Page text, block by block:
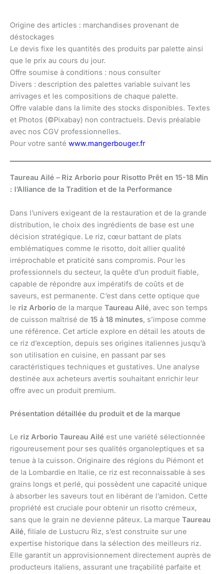
Origine des articles : marchandises provenant de
déstockages
Le devis fixe les quantités des produits par palette ainsi
que le prix au cours du jour.
Offre soumise à conditions : nous consulter
Divers : description des palettes variable suivant les
arrivages et les compositions de chaque palette.
Offre valable dans la limite des stocks disponibles. Textes
et Photos (©Pixabay) non contractuels. Devis préalable
avec nos CGV professionnelles.
Pour votre santé www.mangerbouger.fr
Taureau Ailé – Riz Arborio pour Risotto Prêt en 15-18 Min
: l’Alliance de la Tradition et de la Performance
Dans l’univers exigeant de la restauration et de la grande
distribution, le choix des ingrédients de base est une
décision stratégique. Le riz, cœur battant de plats
emblématiques comme le risotto, doit allier qualité
irréprochable et praticité sans compromis. Pour les
professionnels du secteur, la quête d’un produit fiable,
capable de répondre aux impératifs de coûts et de
saveurs, est permanente. C’est dans cette optique que
le riz Arborio de la marque Taureau Ailé, avec son temps
de cuisson maîtrisé de 15 à 18 minutes, s’impose comme
une référence. Cet article explore en détail les atouts de
ce riz d’exception, depuis ses origines italiennes jusqu’à
son utilisation en cuisine, en passant par ses
caractéristiques techniques et gustatives. Une analyse
destinée aux acheteurs avertis souhaitant enrichir leur
offre avec un produit premium.
Présentation détaillée du produit et de la marque
Le riz Arborio Taureau Ailé est une variété sélectionnée
rigoureusement pour ses qualités organoleptiques et sa
tenue à la cuisson. Originaire des régions du Piémont et
de la Lombardie en Italie, ce riz est reconnaissable à ses
grains longs et perlé, qui possèdent une capacité unique
à absorber les saveurs tout en libérant de l’amidon. Cette
propriété est cruciale pour obtenir un risotto crémeux,
sans que le grain ne devienne pâteux. La marque Taureau
Ailé, filiale de Lustucru Riz, s’est construite sur une
expertise historique dans la sélection des meilleurs riz.
Elle garantit un approvisionnement directement auprès de
producteurs italiens, assurant une traçabilité parfaite et